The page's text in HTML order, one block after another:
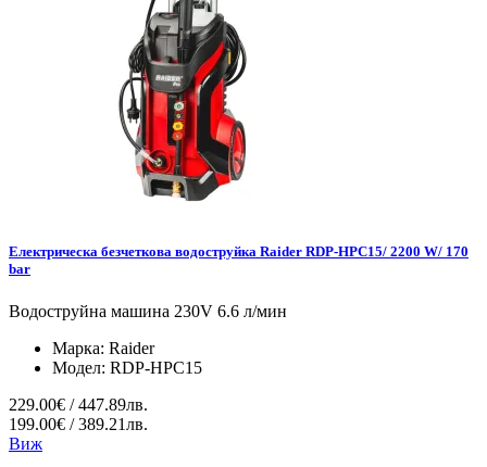
Електрическа безчеткова водоструйка Raider RDP-HPC15/ 2200 W/ 170
bar
Водоструйна машина 230V 6.6 л/мин
Марка: Raider
Модел: RDP-HPC15
229.00€ / 447.89лв.
199.00€ / 389.21лв.
Виж